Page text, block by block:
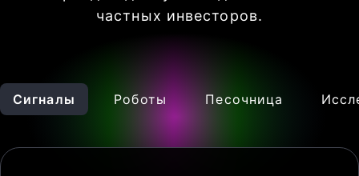
частных инвесторов.
Сигналы Роботы Песочница